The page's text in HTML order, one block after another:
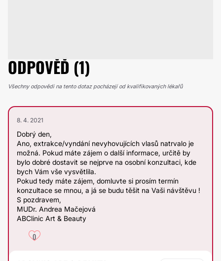
ODPOVĚĎ (1)
Všechny odpovědi na tento dotaz pocházejí od kvalifikovaných lékařů
8. 4. 2021
Dobrý den,
Ano, extrakce/vyndání nevyhovujících vlasů natrvalo je
možná. Pokud máte zájem o další informace, určitě by
bylo dobré dostavit se nejprve na osobní konzultaci, kde
bych Vám vše vysvětlila.
Pokud tedy máte zájem, domluvte si prosím termín
konzultace se mnou, a já se budu těšit na Vaši návštěvu !
S pozdravem,
MUDr. Andrea Mačejová
ABClinic Art & Beauty
0